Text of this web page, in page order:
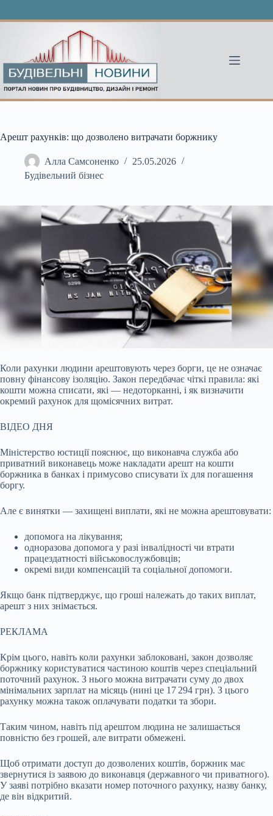
Арешт рахунків: що дозволено витрачати боржнику
Алла Самсоненко
25.05.2026
Будівельний бізнес
Коли рахунки людини арештовують через борги, це не означає
повну фінансову ізоляцію. Закон передбачає чіткі правила: які
кошти можна списати, які — недоторканні, і як визначити
окремий рахунок для щомісячних витрат.
ВІДЕО ДНЯ
Міністерство юстиції пояснює, що виконавча служба або
приватний виконавець може накладати арешт на кошти
боржника в банках і примусово списувати їх для погашення
боргу.
Але є винятки — захищені виплати, які не можна арештовувати:
допомога на лікування;
одноразова допомога у разі інвалідності чи втрати
працездатності військовослужбовців;
окремі види компенсацій та соціальної допомоги.
Якщо банк підтверджує, що гроші належать до таких виплат,
арешт з них знімається.
РЕКЛАМА
Крім цього, навіть коли рахунки заблоковані, закон дозволяє
боржнику користуватися частиною коштів через спеціальний
поточний рахунок. З нього можна витрачати суму до двох
мінімальних зарплат на місяць (нині це 17 294 грн). З цього
рахунку можна також оплачувати податки та збори.
Таким чином, навіть під арештом людина не залишається
повністю без грошей, але витрати обмежені.
Щоб отримати доступ до дозволених коштів, боржник має
звернутися із заявою до виконавця (державного чи приватного).
У заяві потрібно вказати номер поточного рахунку, назву банку,
де він відкритий.